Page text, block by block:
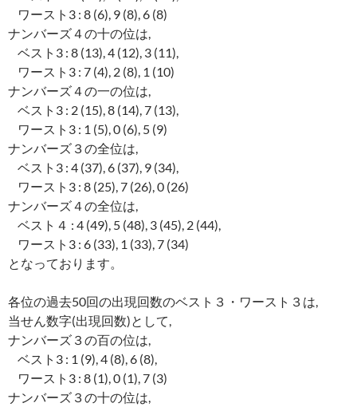
ワースト3 : 8 (6), 9 (8), 6 (8)
ナンバーズ４の十の位は,
ベスト3 : 8 (13), 4 (12), 3 (11),
ワースト3 : 7 (4), 2 (8), 1 (10)
ナンバーズ４の一の位は,
ベスト3 : 2 (15), 8 (14), 7 (13),
ワースト3 : 1 (5), 0 (6), 5 (9)
ナンバーズ３の全位は,
ベスト3 : 4 (37), 6 (37), 9 (34),
ワースト3 : 8 (25), 7 (26), 0 (26)
ナンバーズ４の全位は,
ベスト４ : 4 (49), 5 (48), 3 (45), 2 (44),
ワースト3 : 6 (33), 1 (33), 7 (34)
となっております。
各位の過去50回の出現回数のベスト３・ワースト３は,
当せん数字(出現回数)として,
ナンバーズ３の百の位は,
ベスト3 : 1 (9), 4 (8), 6 (8),
ワースト3 : 8 (1), 0 (1), 7 (3)
ナンバーズ３の十の位は,